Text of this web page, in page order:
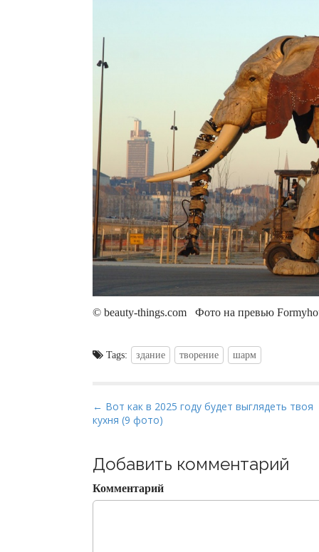
© beauty-things.com Фото на превью
Tags: здание творение шарм
P
o
t
n
a
← Вот как в 2025 году будет выглядеть твоя
кухня (9 фото)
Добавить комментарий
Комментарий